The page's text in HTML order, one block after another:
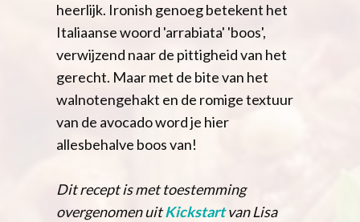
heerlijk. Ironish genoeg betekent het
Italiaanse woord 'arrabiata' 'boos',
verwijzend naar de pittigheid van het
gerecht. Maar met de bite van het
walnotengehakt en de romige textuur
van de avocado word je hier
allesbehalve boos van!
Dit recept is met toestemming
overgenomen uitKickstartvan Lisa